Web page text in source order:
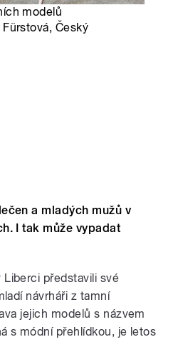
modelů
Český
a mladých mužů v
I tak může vypadat
představili své
návrháři z tamní
jejich modelů s názvem
s módní přehlídkou, je letos